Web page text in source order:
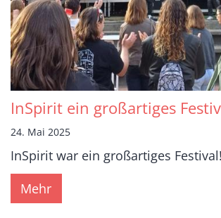
InSpirit ein großartiges
24. Mai 2025
InSpirit war ein großartiges Festival!
Mehr